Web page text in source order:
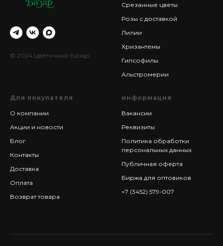
© 2024 Цветочный Базар
Срезанные цветы
Розы с доставкой
Лилии
Хризантемы
Гипсофилы
Альстромерии
Для покупателя
О компании
Акции и новости
Блог
Контакты
Доставка
Оплата
Возврат товара
информация
Вакансии
Реквизиты
Политика обработки
персональных данных
Публичная оферта
Биржа для оптовиков
+7 (3452) 579-007